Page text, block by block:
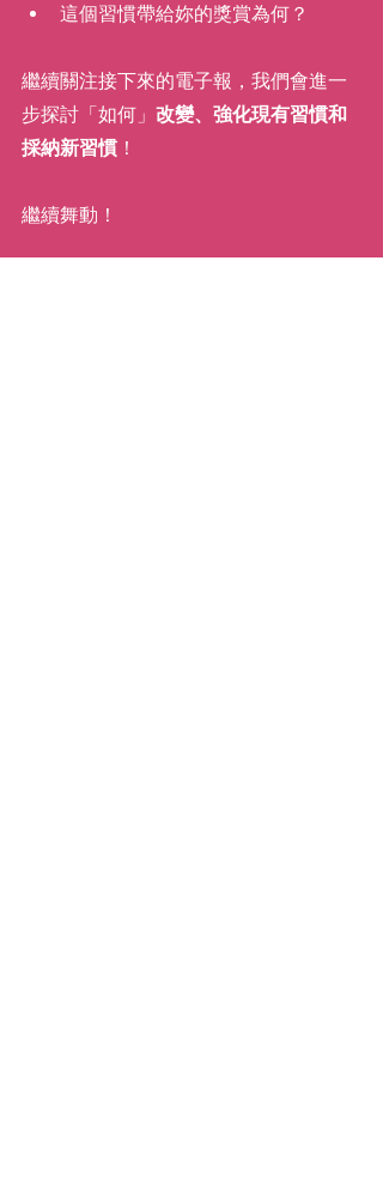
這個習慣帶給妳的獎賞為何？
繼續關注接下來的電子報，我們會進一
步探討「如何」 改變、強化現有習慣和
採納新習慣 ！
繼續舞動！